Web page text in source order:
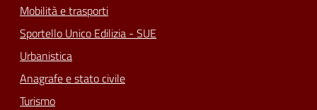
Mobilità e trasporti
Sportello Unico Edilizia - SUE
Urbanistica
Anagrafe e stato civile
Turismo